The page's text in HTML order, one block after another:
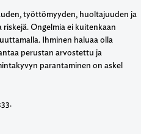
työttömyyden, huoltajuuden ja
Ongelmia ei kuitenkaan
Ihminen haluaa olla
perustan arvostettu ja
parantaminen on askel